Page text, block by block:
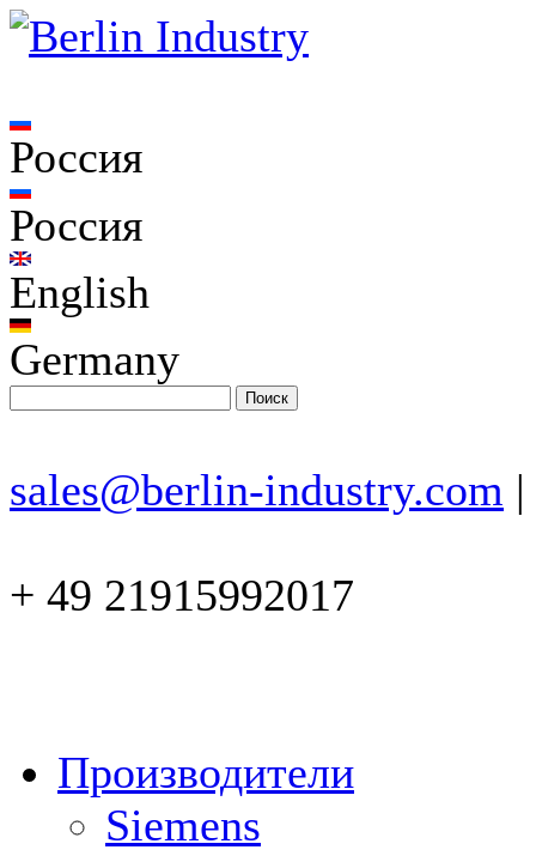
Россия
Россия
English
Germany
sales@berlin-industry.com |
+ 49 21915992017
Производители
Siemens